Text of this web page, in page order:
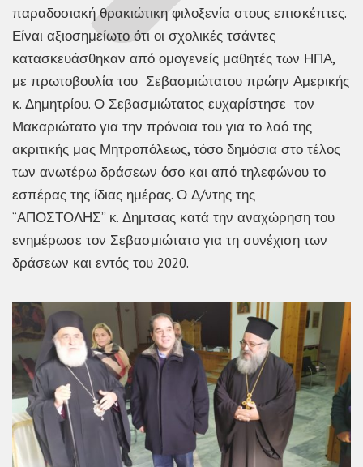
παραδοσιακή θρακιώτικη φιλοξενία στους επισκέπτες.
Είναι αξιοσημείωτο ότι οι σχολικές τσάντες
κατασκευάσθηκαν από ομογενείς μαθητές των ΗΠΑ,
με πρωτοβουλία του Σεβασμιώτατου πρώην Αμερικής
κ. Δημητρίου. Ο Σεβασμιώτατος ευχαρίστησε τον
Μακαριώτατο για την πρόνοια του για το λαό της
ακριτικής μας Μητροπόλεως, τόσο δημόσια στο τέλος
των ανωτέρω δράσεων όσο και από τηλεφώνου το
εσπέρας της ίδιας ημέρας. Ο Δ/ντης της
“ΑΠΟΣΤΟΛΗΣ” κ. Δημτσας κατά την αναχώρηση του
ενημέρωσε τον Σεβασμιώτατο για τη συνέχιση των
δράσεων και εντός του 2020.